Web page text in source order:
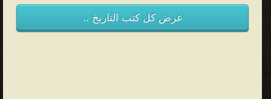
عرض كل كتب التاريخ ..